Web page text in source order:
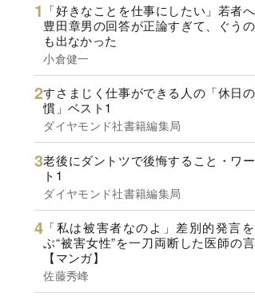
「好きなことを仕事にしたい」若者
豊田章男の回答が正論すぎて、ぐう
も出なかった
小倉健一
すさまじく仕事ができる人の「休日
慣」ベスト1
ダイヤモンド社書籍編集局
老後にダントツで後悔すること・ワ
ト1
ダイヤモンド社書籍編集局
「私は被害者なのよ」差別的発言
ぶ“被害女性”を一刀両断した医師の
【マンガ】
佐藤秀峰